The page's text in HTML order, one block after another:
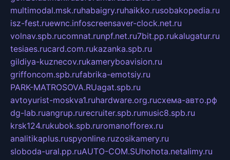
multimodal.msk.ruhabaigry.ruhaikko.rusobakopedia.ru
isz-fest.ruewnc.infoscreensaver-clock.net.ru
volnav.spb.rucomnat.runpf.net.ru7bit.pp.rukalugatur.ru
tesiaes.rucard.com.rukazanka.spb.ru
gildiya-kuznecov.rukameryboavision.ru
griffoncom.spb.rufabrika-emotsiy.ru
PARK-MATROSOVA.RUagat.spb.ru
avtoyurist-moskva1.ruhardware.org.ruсхема-авто.рф
dg-lab.ruangrup.rurecruiter.spb.rumusic8.spb.ru
krsk124.rukubok.spb.ruromanofforex.ru
analitikaplus.ruspyonline.ruzosikamery.ru
sloboda-ural.pp.ruAUTO-COM.SUhohota.netalimy.ru